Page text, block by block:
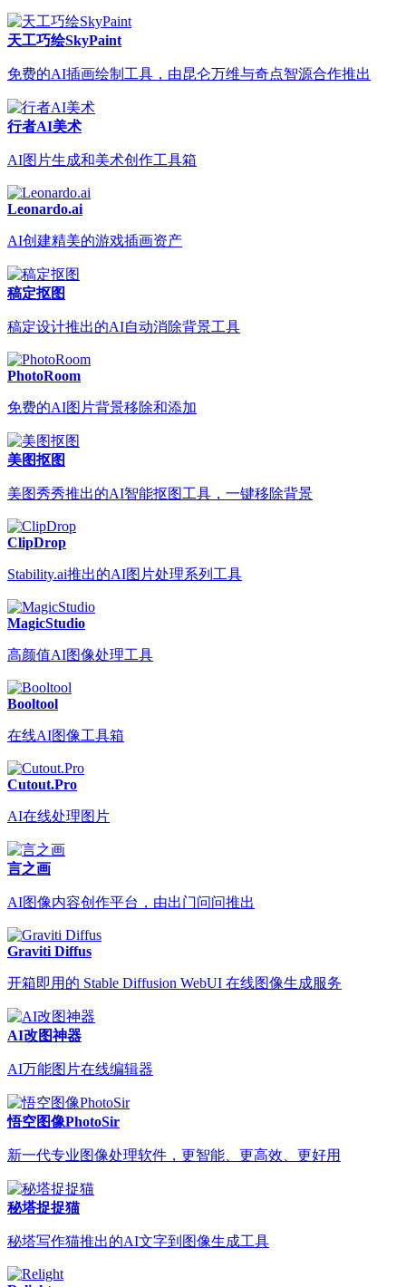
天工巧绘SkyPaint
免费的AI插画绘制工具，由昆仑万维与奇点智源合作推出
行者AI美术
AI图片生成和美术创作工具箱
Leonardo.ai
AI创建精美的游戏插画资产
稿定抠图
稿定设计推出的AI自动消除背景工具
PhotoRoom
免费的AI图片背景移除和添加
美图抠图
美图秀秀推出的AI智能抠图工具，一键移除背景
ClipDrop
Stability.ai推出的AI图片处理系列工具
MagicStudio
高颜值AI图像处理工具
Booltool
在线AI图像工具箱
Cutout.Pro
AI在线处理图片
言之画
AI图像内容创作平台，由出门问问推出
Graviti Diffus
开箱即用的 Stable Diffusion WebUI 在线图像生成服务
AI改图神器
AI万能图片在线编辑器
悟空图像PhotoSir
新一代专业图像处理软件，更智能、更高效、更好用
秘塔捉捉猫
秘塔写作猫推出的AI文字到图像生成工具